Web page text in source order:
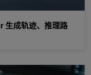
生成轨迹、推理路
打造游戏 UGC 多智能